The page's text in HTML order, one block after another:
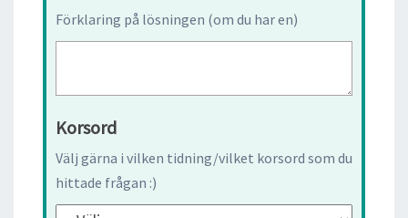
Förklaring på lösningen (om du har en)
Korsord
Välj gärna i vilken tidning/vilket korsord som du
hittade frågan :)